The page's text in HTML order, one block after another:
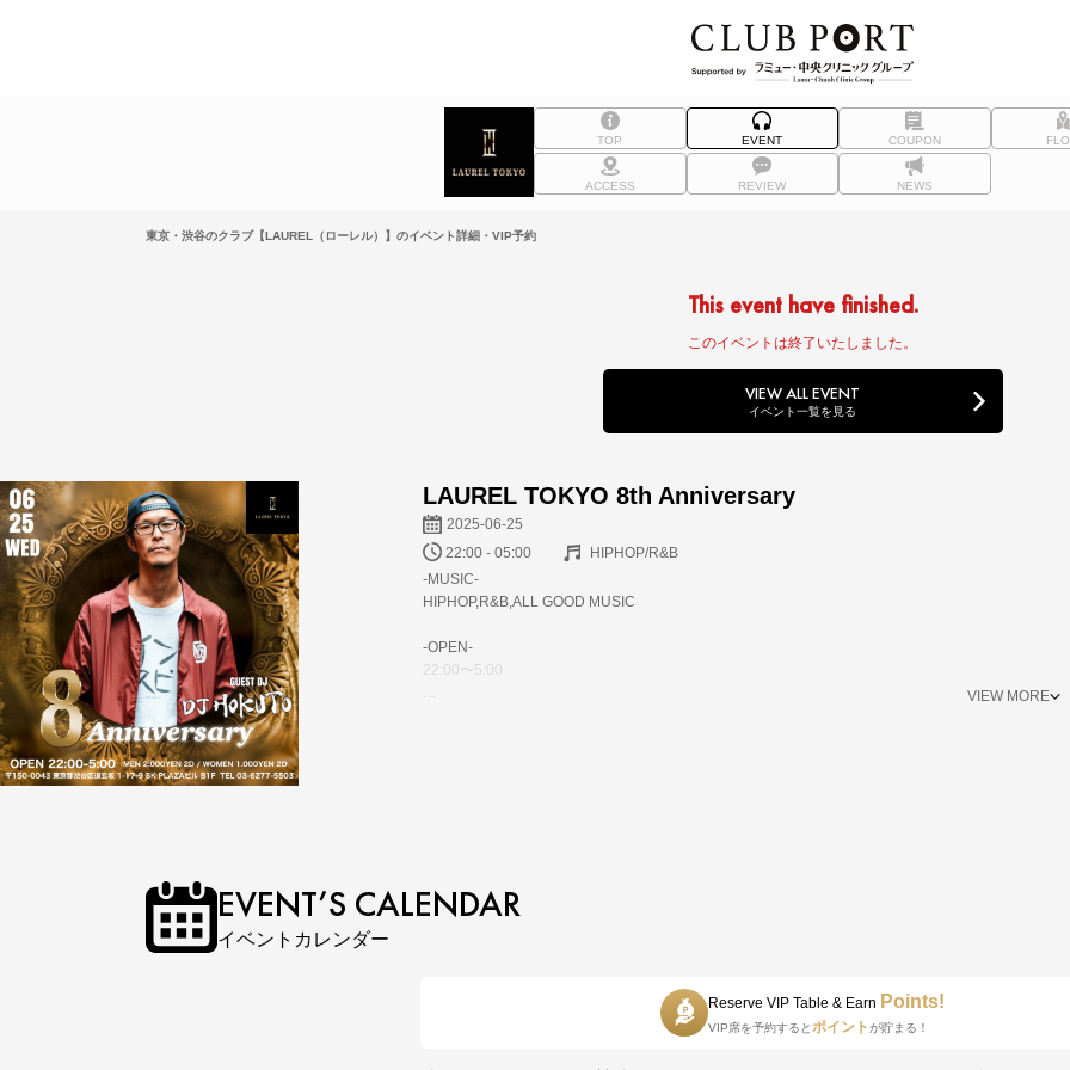
TOP EVENT COUPON
ACCESS REVIEW NEWS
東京・渋谷のクラブ【LAUREL（ローレル）】のイベント詳細・VIP予約
This event have finished.
このイベントは終了いたしました。
VIEW ALL EVENT
イベント一覧を見る
LAUREL TOKYO 8th Anniversary
2025-06-25
22:00 - 05:00
HIPHOP/R&B
-MUSIC-
HIPHOP,R&B,ALL GOOD MUSIC
-OPEN-
22:00〜5:00
s1zzle a.k.a. DJ YOPPY/HERO
G-kay/TAIJU/KENNY/HERUMAN/and more..
VIEW MORE
EVENT’S CALENDAR
イベントカレンダー
Reserve VIP Table & Earn Points!
VIP席を予約すると ポイント が貯まる！